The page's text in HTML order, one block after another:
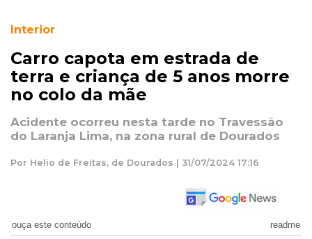
Interior
Carro capota em estrada de
terra e criança de 5 anos morre
no colo da mãe
Acidente ocorreu nesta tarde no Travessão
do Laranja Lima, na zona rural de Dourados
Por Helio de Freitas, de Dourados | 31/07/2024 17:16
ouça este conteúdo readme